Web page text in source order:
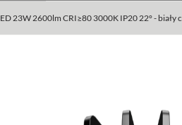
ED 23W 2600lm CRI≥80 3000K IP20 22° - biały